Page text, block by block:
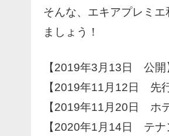
そんな、エキアプレミ
ましょう！
【2019年3月13日 公開
【2019年11月12日 先
【2019年11月20日 ホ
【2020年1月14日 テナ